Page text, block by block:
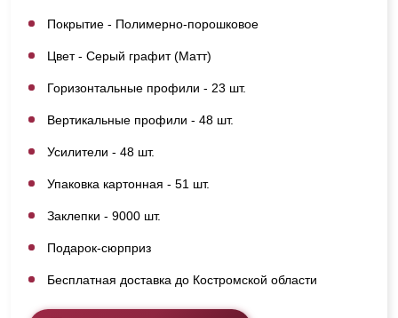
Покрытие - Полимерно-порошковое
Цвет - Серый графит (Матт)
Горизонтальные профили - 23 шт.
Вертикальные профили - 48 шт.
Усилители - 48 шт.
Упаковка картонная - 51 шт.
Заклепки - 9000 шт.
Подарок-сюрприз
Бесплатная доставка до Костромской области